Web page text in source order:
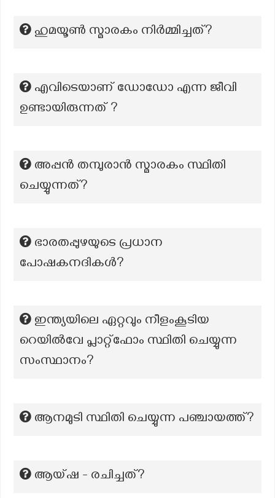
ഹുമയൂൺ സ്മാരകം നിർമ്മിച്ചത്?
എവിടെയാണ് ഡോഡോ എന്ന ജീവി
ഉണ്ടായിരുന്നത് ?
അപ്പൻ തമ്പുരാൻ സ്മാരകം സ്ഥിതി
ചെയ്യുന്നത്?
ഭാരതപ്പുഴയുടെ പ്രധാന
പോഷകനദികൾ?
ഇന്ത്യയിലെ ഏറ്റവും നീളംകൂടിയ
റെയിൽവേ പ്ലാറ്റ്ഫോം സ്ഥിതി ചെയ്യുന്ന
സംസ്ഥാനം?
ആനമുടി സ്ഥിതി ചെയ്യുന്ന പഞ്ചായത്ത്?
ആയ്ഷ - രചിച്ചത്?